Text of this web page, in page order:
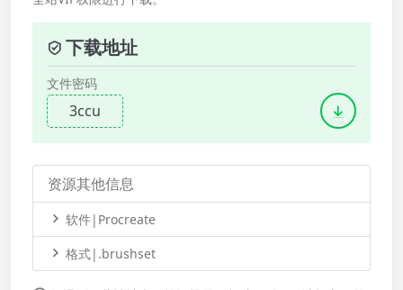
下载地址
文件密码
3ccu
资源其他信息
软件|Procreate
格式|.brushset